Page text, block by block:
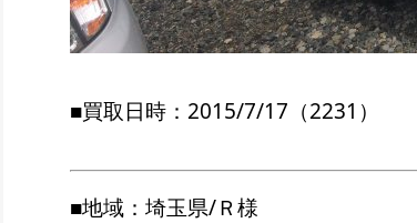
■買取日時：2015/7/17（2231）
■地域：埼玉県/Ｒ様